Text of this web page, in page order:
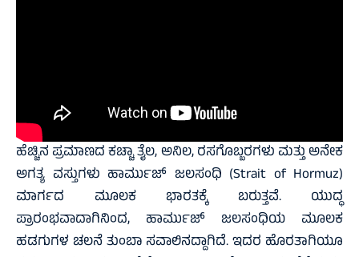
ಹೆಚ್ಚಿನ ಪ್ರಮಾಣದ ಕಚ್ಚಾ ತೈಲ, ಅನಿಲ, ರಸಗೊಬ್ಬರಗಳು ಮತ್ತು ಅನೇಕ
ಅಗತ್ಯ ವಸ್ತುಗಳು ಹಾರ್ಮುಜ್ ಜಲಸಂಧಿ (Strait of Hormuz)
ಮಾರ್ಗದ ಮೂಲಕ ಭಾರತಕ್ಕೆ ಬರುತ್ತವೆ. ಯುದ್ಧ
ಪ್ರಾರಂಭವಾದಾಗಿನಿಂದ, ಹಾರ್ಮುಜ್ ಜಲಸಂಧಿಯ ಮೂಲಕ
ಹಡಗುಗಳ ಚಲನೆ ತುಂಬಾ ಸವಾಲಿನದ್ದಾಗಿದೆ. ಇದರ ಹೊರತಾಗಿಯೂ